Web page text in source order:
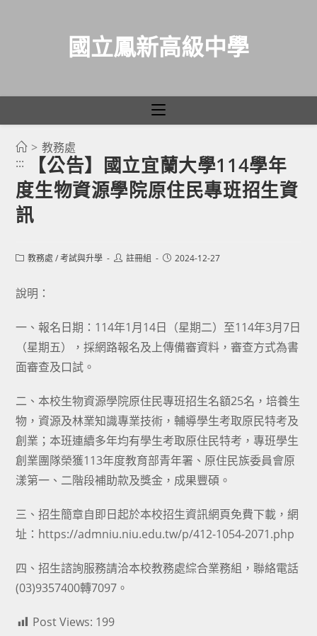
國立鳳新高級中學
> 教務處
:::
【公告】國立宜蘭大學114學年
度生物資源學院原住民專班招生資
訊
Post教務處 / 考試與升學
Post註冊組
Post2024-12-27
說明：
一、報名日期：114年1月14日（星期二）至114年3月7日
（星期五），採網路報名及上傳備審資料，審查方式為書
面審查及口試。
二、本校生物資源學院原住民專班招生名額25名，培養生
物，資源及林業知識專業技術，輔導學生考取原民特考及
創業；本班連續多年均有學生考取原住民特考，專班學生
創業團隊榮獲113年度教育部青年署、原住民族委員會原
漾第一、二階段補助款及獎金，成果豐碩。
三、招生簡章自即日起於本校招生資訊網頁免費下載，網
址： https://admniu.niu.edu.tw/p/412-1054-2071.php
四、招生諮詢服務請洽本校教務處綜合業務組，聯絡電話
(03)9357400轉7097。
Post Views: 199